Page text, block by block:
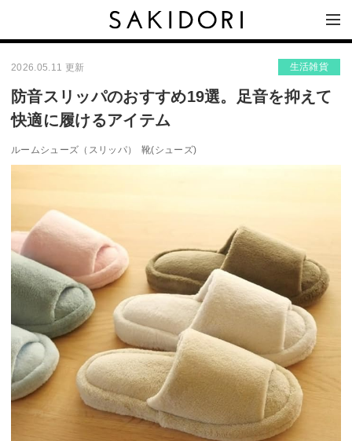
2026.05.11 更新 生活雑貨
防音スリッパのおすすめ19選。足音を抑えて
快適に履けるアイテム
ルームシューズ（スリッパ） 靴(シューズ)